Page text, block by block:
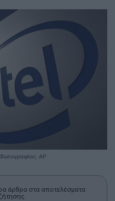
ΑΡ
άρθρα στα αποτελέσματα